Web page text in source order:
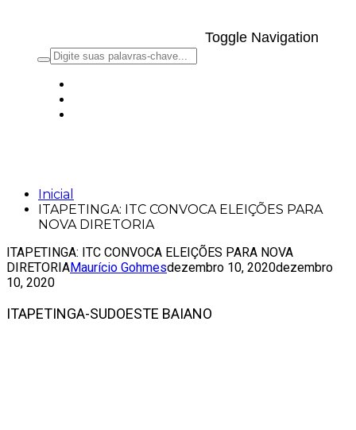
Toggle Navigation
Inicial
ITAPETINGA: ITC CONVOCA ELEIÇÕES PARA
NOVA DIRETORIA
ITAPETINGA: ITC CONVOCA ELEIÇÕES PARA NOVA
DIRETORIAMaurício Gohmesdezembro 10, 2020dezembro
10, 2020
ITAPETINGA-SUDOESTE BAIANO